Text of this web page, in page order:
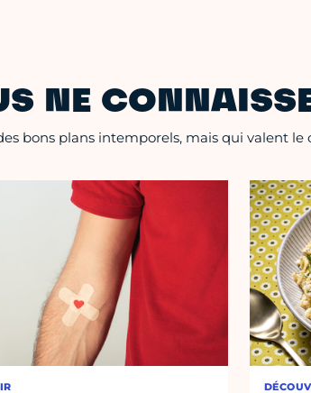
NE
bons plans intemporels, mais qui valent le